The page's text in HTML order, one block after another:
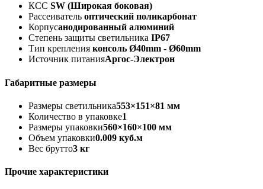
КСС SW (Широкая боковая)
Рассеиватель оптический поликарбонат
Корпусанодированный алюминий
Степень защиты светильника IP67
Тип крепления консоль Ø40mm - Ø60mm
Источник питанияАргос-Электрон
Габаритные размеры
Размеры светильника553×151×81 мм
Количество в упаковке1
Размеры упаковки560×160×100 мм
Объем упаковки0.009 куб.м
Вес брутто3 кг
Прочие характеристики